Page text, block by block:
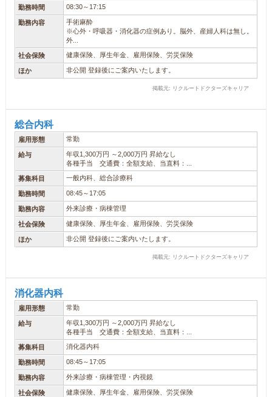
勤務時間 08:30～17:15
勤務内容
手術麻酔
※心外・呼吸器・消化器の症例あり。脳外、産婦人科は無し。
外...
社会保険 健康保険、厚生年金、雇用保険、労災保険
ほか 非公開 登録後にご案内いたします。
掲載元: リクルートドクターズキャリア
総合内科
雇用形態 常勤
給与
年収1,300万円 ～2,000万円 昇給なし
各種手当 交通費：全額支給、当直料：...
募集科目 一般内科、総合診療科
勤務時間 08:45～17:05
勤務内容 外来診療・病棟管理
社会保険 健康保険、厚生年金、雇用保険、労災保険
ほか 非公開 登録後にご案内いたします。
掲載元: リクルートドクターズキャリア
消化器内科
雇用形態 常勤
給与
年収1,300万円 ～2,000万円 昇給なし
各種手当 交通費：全額支給、当直料：...
募集科目 消化器内科
勤務時間 08:45～17:05
勤務内容 外来診療・病棟管理・内視鏡
社会保険 健康保険、厚生年金、雇用保険、労災保険